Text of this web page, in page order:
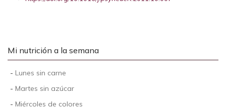
Mi nutrición a la semana
- Lunes sin carne
- Martes sin azúcar
- Miércoles de colores